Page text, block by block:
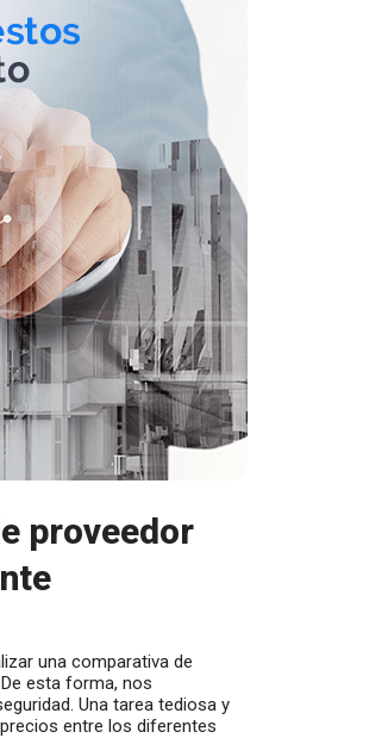
proveedor
una comparativa de
esta forma, nos
Una tarea tediosa y
entre los diferentes